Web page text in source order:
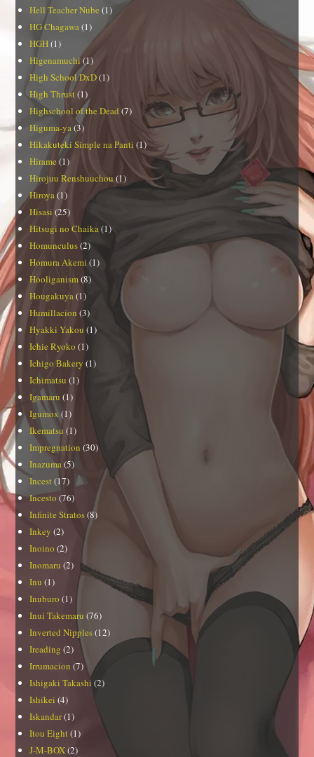
Hell Teacher Nube (1)
HG Chagawa (1)
HGH(1)
Higenamuchi(1)
High School DxD(1)
High Thrust (1)
Highschool of the Dead (7)
Higuma-ya (3)
Hikakuteki Simple na Panti (1)
Hirame (1)
Hirojuu Renshuuchou (1)
Hiroya (1)
Hisasi (25)
Hitsugi no Chaika (1)
Homunculus(2)
Homura Akemi (1)
Hooliganism(8)
Hougakuya (1)
Humillacion (3)
Hyakki Yakou (1)
Ichie Ryoko (1)
Ichigo Bakery (1)
Ichimatsu (1)
Igamaru (1)
Igumox(1)
Ikematsu (1)
Impregnation (30)
Inazuma (5)
Incest (17)
Incesto (76)
Infinite Stratos(8)
Inkey (2)
Inoino (2)
Inomaru (2)
Inu (1)
Inuburo (1)
Inui Takemaru (76)
Inverted Nipples(12)
Ireading (2)
Irrumacion (7)
Ishigaki Takashi (2)
Ishikei (4)
Iskandar(1)
Itou Eight (1)
J-M-BOX(2)